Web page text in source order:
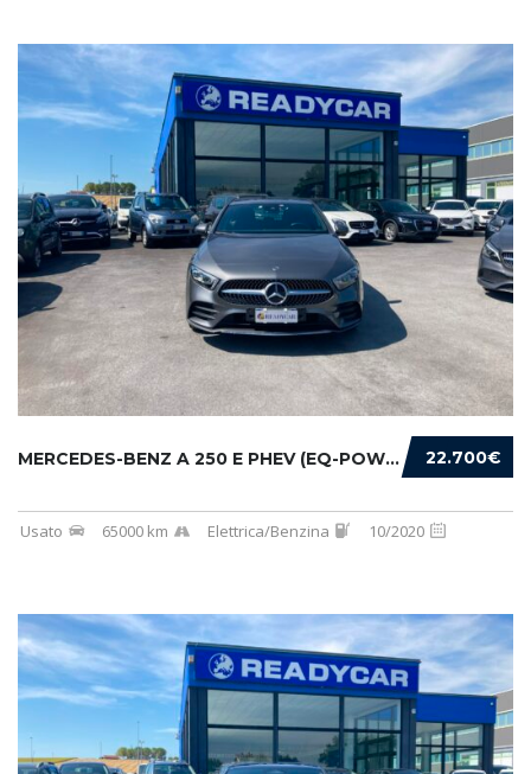
22.700€
MERCEDES-BENZ A 250 E PHEV (EQ-POWER) PREMIU...
Usato 65000 km Elettrica/Benzina 10/2020